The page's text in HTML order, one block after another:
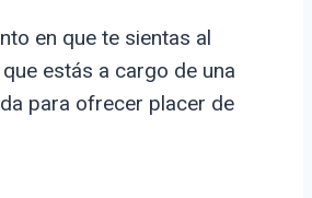
en que te sientas al
estás a cargo de una
para ofrecer placer de